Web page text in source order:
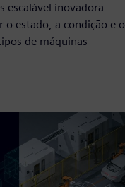
escalável inovadora
estado, a condição e o
de máquinas